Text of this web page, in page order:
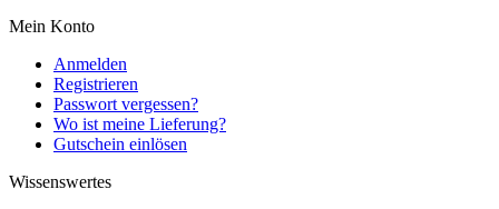
Mein Konto
Anmelden
Registrieren
Passwort vergessen?
Wo ist meine Lieferung?
Gutschein einlösen
Wissenswertes